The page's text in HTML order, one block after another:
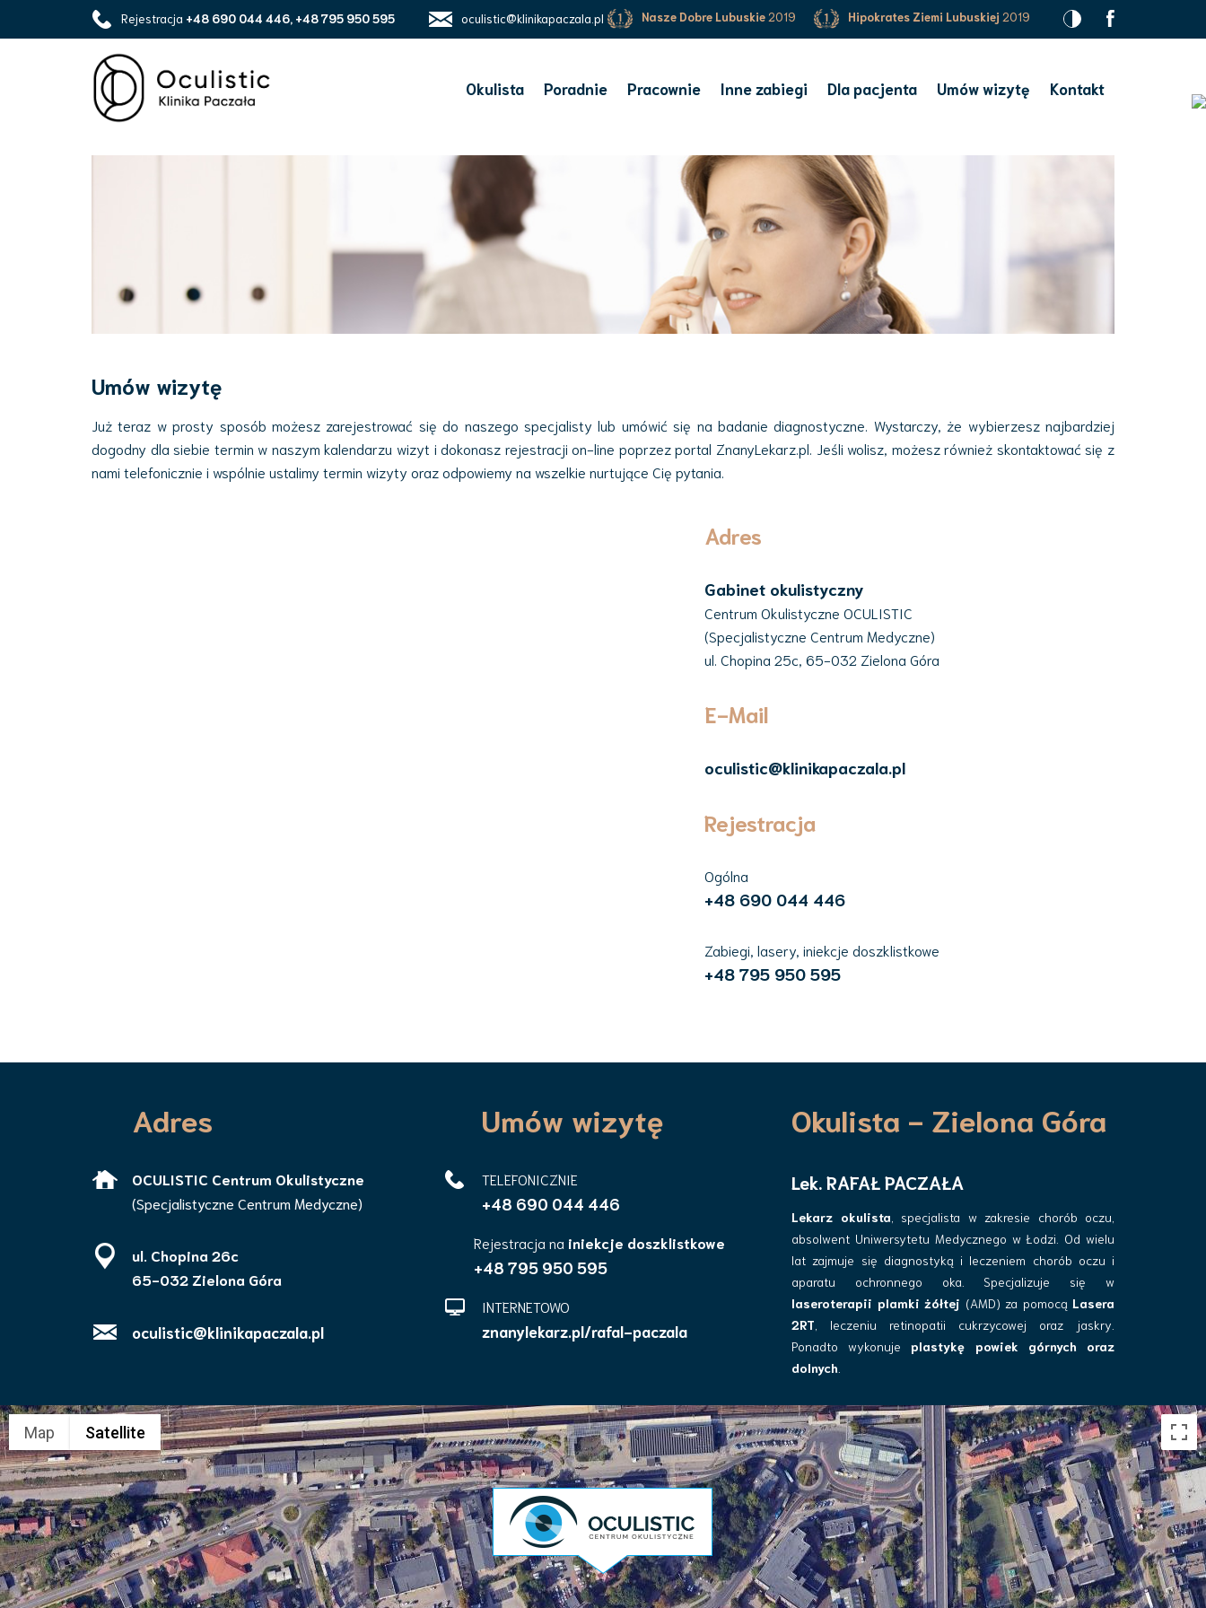
Rejestracja +48 690 044 446, +48 795 950 595 oculistic@klinikapaczala.pl Hipokrates Ziemi Lubuskiej 2019
Nasze Dobre Lubuskie 2019
Okulista Poradnie Pracownie Inne zabiegi Dla pacjenta Umów wizytę Kontakt
Umów wizytę
Już teraz w prosty sposób możesz zarejestrować się do naszego specjalisty lub umówić się na badanie diagnostyczne. Wystarczy, że wybierzesz najbardziej
dogodny dla siebie termin w naszym kalendarzu wizyt i dokonasz rejestracji on-line poprzez portal ZnanyLekarz.pl. Jeśli wolisz, możesz również skontaktować się z
nami telefonicznie i wspólnie ustalimy termin wizyty oraz odpowiemy na wszelkie nurtujące Cię pytania.
Adres
Gabinet okulistyczny
Centrum Okulistyczne OCULISTIC
(Specjalistyczne Centrum Medyczne)
ul. Chopina 25c, 65-032 Zielona Góra
E-Mail
oculistic@klinikapaczala.pl
Rejestracja
Ogólna
+48 690 044 446
Zabiegi, lasery, iniekcje doszklistkowe
+48 795 950 595
Adres
OCULISTIC Centrum Okulistyczne
(Specjalistyczne Centrum Medyczne)
ul. Chopina 26c
65-032 Zielona Góra
oculistic@klinikapaczala.pl
Umów wizytę
TELEFONICZNIE
+48 690 044 446
Rejestracja na iniekcje doszklistkowe
+48 795 950 595
INTERNETOWO
znanylekarz.pl/rafal-paczala
Okulista - Zielona Góra
Lek. RAFAŁ PACZAŁA
Lekarz okulista , specjalista w zakresie chorób oczu,
absolwent Uniwersytetu Medycznego w Łodzi. Od wielu
lat zajmuje się diagnostyką i leczeniem chorób oczu i
aparatu ochronnego oka. Specjalizuje się w
laseroterapii plamki żółtej (AMD) za pomocą Lasera
2RT , leczeniu retinopatii cukrzycowej oraz jaskry.
Ponadto wykonujeplastykę powiek górnych oraz
dolnych
Map Satellite